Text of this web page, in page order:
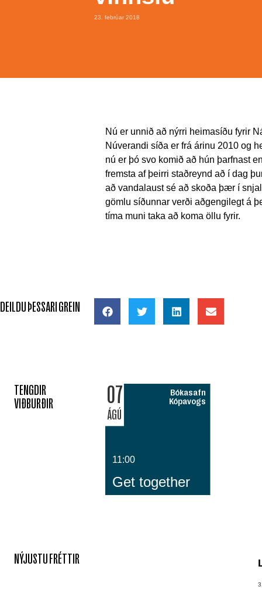
23. febrúar 2018
Nú er unnið að nýrri heimasíðu fyrir
Núverandi síða er frá árinu 2010 og
nú er þó svo komið að hún þarfnast
fremsta af þeirri staðreynd að í dag
að vandalaust sé að skoða þær í
gömlu síðunnar verði aðgengilegt á
tíma muni taka að koma öllu fyrir.
DEILDU ÞESSARI GREIN
TENGDIR
VIÐBURÐIR
07
ÁGÚ
Bókasafn
Kópavogs
11:00
Get together
NÝJUSTU FRÉTTIR